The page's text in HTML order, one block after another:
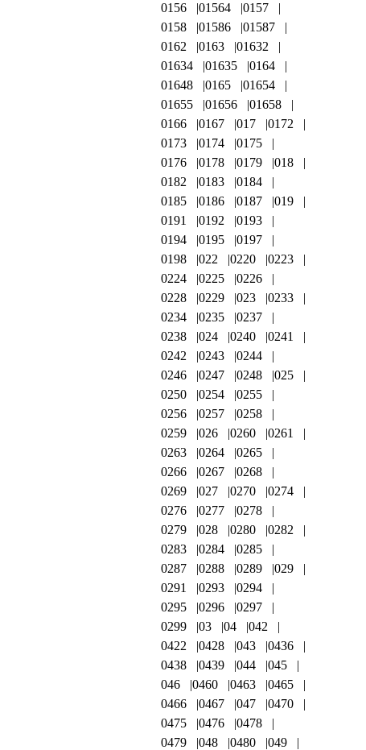
0156
01564
0157
0158
01586
01587
0162
0163
01632
01634
01635
0164
01648
0165
01654
01655
01656
01658
0166
0167 017
0172
0173
0174
0175
0176
0178 0179
018
0182
0183
0184
0185
0186 0187
019
0191
0192
0193
0194
0195
0197
0198
022 0220
0223
0224
0225
0226
0228
0229 023
0233
0234
0235
0237
0238
024 0240
0241
0242
0243
0244
0246
0247 0248
025
0250
0254
0255
0256
0257
0258
0259
026 0260
0261
0263
0264
0265
0266
0267
0268
0269
027 0270
0274
0276
0277
0278
0279
028 0280
0282
0283
0284
0285
0287
0288 0289
029
0291
0293
0294
0295
0296
0297
0299
03 04
042
0422
0428 043
0436
0438
0439 044
045
046
0460 0463
0465
0466
0467 047
0470
0475
0476
0478
0479
048 0480
049